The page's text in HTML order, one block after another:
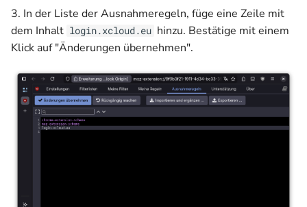
3. In der Liste der Ausnahmeregeln, füge eine Zeile mit
dem Inhalt login.xcloud.eu hinzu. Bestätige mit einem
Klick auf "Änderungen übernehmen".